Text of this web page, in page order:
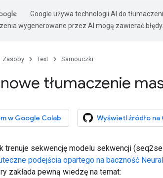
Google używa technologii AI do
wygenerowane przez AI mogą zawierać błędy.
Zasoby Text Samouczki
tłumaczenie
w Google Colab Wyświetl źródło na
trenuje sekwencję modelu sekwencji
podejścia opartego na baczność
zakłada pewną wiedzę na temat: